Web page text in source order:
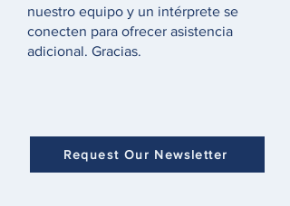
nuestro equipo y un intérprete se
conecten para ofrecer asistencia
adicional. Gracias.
Request Our Newsletter